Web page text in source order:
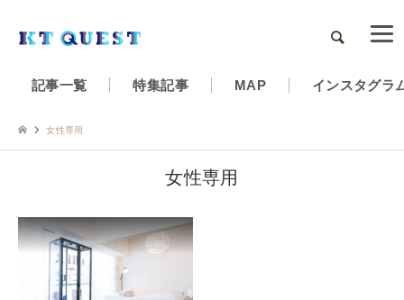
検索
記事一覧 特集記事 MAP インスタグラ
女性専用
女性専用